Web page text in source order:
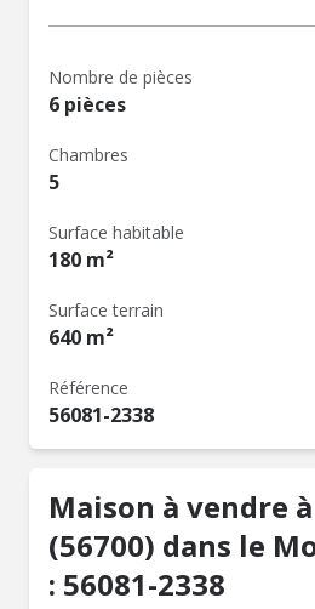
Nombre de pièces
6 pièces
Chambres
5
Surface habitable
180 m²
Surface terrain
640 m²
Référence
56081-2338
Maison à vendre
(56700) dans le
: 56081-2338